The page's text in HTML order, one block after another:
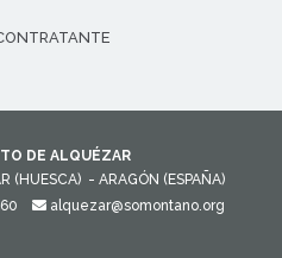
DE ALQUÉZAR
(HUESCA) - ARAGÓN (ESPAÑA)
alquezar@somontano.org